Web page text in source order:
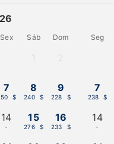
Sex Sáb Dom
7
$
8
240 $
9
228 $
14
-
15
276 $
16
233 $
Seg
7
238 $
14
-